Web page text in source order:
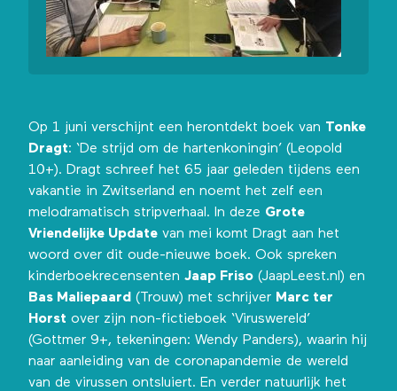
Op 1 juni verschijnt een herontdekt boek van Tonke
Dragt: ‘De strijd om de hartenkoningin’ (Leopold
10+). Dragt schreef het 65 jaar geleden tijdens een
vakantie in Zwitserland en noemt het zelf een
melodramatisch stripverhaal. In deze Grote
Vriendelijke Update van mei komt Dragt aan het
woord over dit oude-nieuwe boek. Ook spreken
kinderboekrecensenten Jaap Friso (JaapLeest.nl) en
Bas Maliepaard (Trouw) met schrijver Marc ter
Horst over zijn non-fictieboek ‘Viruswereld’
(Gottmer 9+, tekeningen: Wendy Panders), waarin hij
naar aanleiding van de coronapandemie de wereld
van de virussen ontsluiert. En verder natuurlijk het